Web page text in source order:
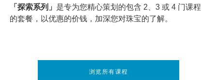
「探索系列」 是专为您精心策划的包含 2、3 或 4 门课程
的套餐，以优惠的价钱，加深您对珠宝的了解。
浏览所有课程